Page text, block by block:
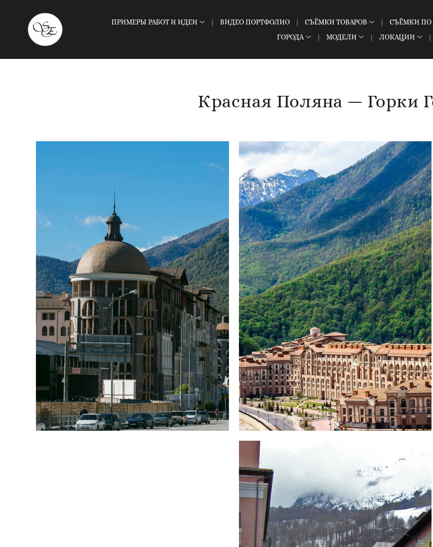
ПРИМЕРЫ РАБОТ И ИДЕИ ВИДЕО ПОРТФОЛИО СЪЁМКИ ТОВАРОВ СЪЁМКИ ПО
ГОРОДА
МОДЕЛИ ЛОКАЦИИ
Красная Поляна — Горки